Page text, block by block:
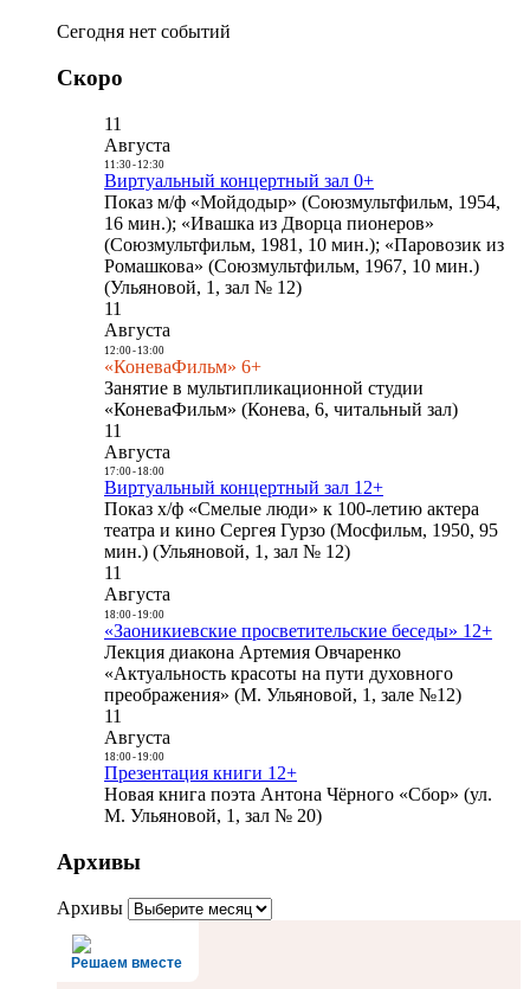
Сегодня нет событий
Скоро
11
Августа
11:30- 12:30
Виртуальный концертный зал 0+
Показ м/ф «Мойдодыр» (Союзмультфильм, 1954,
16 мин.); «Ивашка из Дворца пионеров»
(Союзмультфильм, 1981, 10 мин.); «Паровозик из
Ромашкова» (Союзмультфильм, 1967, 10 мин.)
(Ульяновой, 1, зал № 12)
11
Августа
12:00- 13:00
«КоневаФильм» 6+
Занятие в мультипликационной студии
«КоневаФильм» (Конева, 6, читальный зал)
11
Августа
17:00- 18:00
Виртуальный концертный зал 12+
Показ х/ф «Смелые люди» к 100-летию актера
театра и кино Сергея Гурзо (Мосфильм, 1950, 95
мин.) (Ульяновой, 1, зал № 12)
11
Августа
18:00- 19:00
«Заоникиевские просветительские беседы» 12+
Лекция диакона Артемия Овчаренко
«Актуальность красоты на пути духовного
преображения» (М. Ульяновой, 1, зале №12)
11
Августа
18:00- 19:00
Презентация книги 12+
Новая книга поэта Антона Чёрного «Сбор» (ул.
М. Ульяновой, 1, зал № 20)
Архивы
Архивы
Решаем вместе